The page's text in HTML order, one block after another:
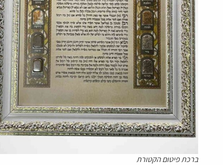
ברכת פיטום הקטורת